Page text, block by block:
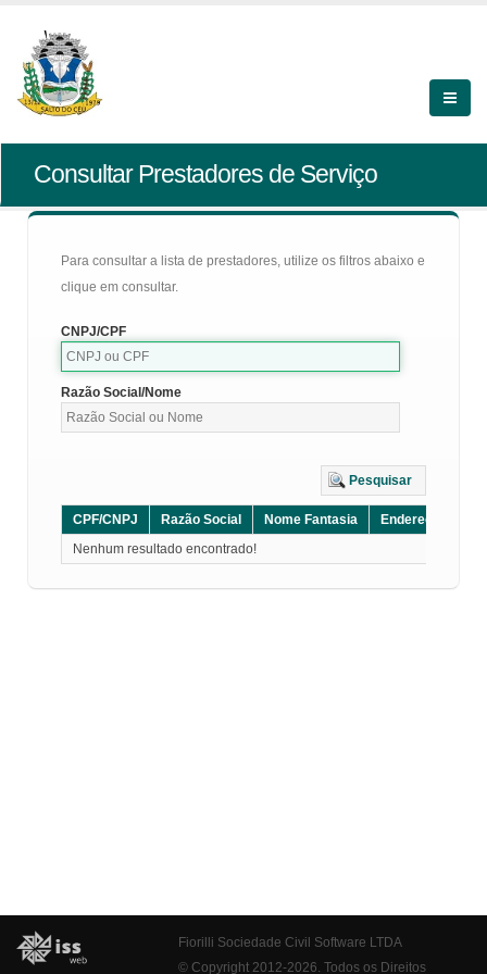
Consultar Prestadores de Serviço
Para consultar a lista de prestadores, utilize os filtros abaixo e
clique em consultar.
CNPJ/CPF
Razão Social/Nome
Pesquisar
CPF/CNPJ Razão Social Nome Fantasia Endereço
Nenhum resultado encontrado!
Fiorilli Sociedade Civil Software LTDA
© Copyright 2012-2026. Todos os Direitos